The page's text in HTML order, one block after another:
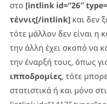
στο [intlink id=”26″
τέννις[/intlink] και δεν
τότε μάλλον δεν είναι η
την άλλη έχει σκοπό να
την έναρξή τους, όπως
ιπποδρομίες, τότε
στατιστικά ή και μόνο